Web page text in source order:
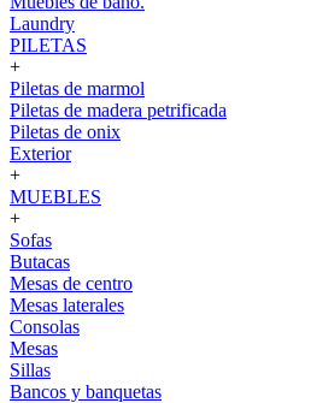
Laundry
PILETAS
+
Piletas de marmol
Piletas de madera petrificada
Piletas de onix
Exterior
+
MUEBLES
+
Sofas
Butacas
Mesas de centro
Mesas laterales
Consolas
Mesas
Sillas
Bancos y banquetas